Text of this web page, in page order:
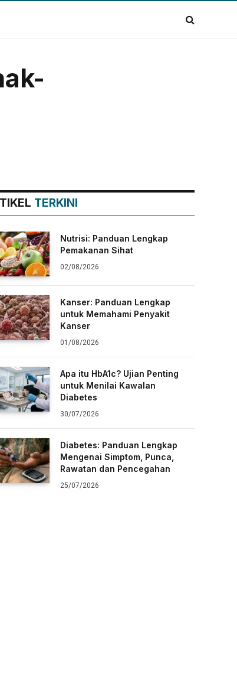
TERKINI
Nutrisi: Panduan Lengkap
Pemakanan Sihat
02/08/2026
Kanser: Panduan Lengkap
untuk Memahami Penyakit
Kanser
01/08/2026
Apa itu HbA1c? Ujian Penting
untuk Menilai Kawalan
Diabetes
30/07/2026
Diabetes: Panduan Lengkap
Mengenai Simptom, Punca,
Rawatan dan Pencegahan
25/07/2026